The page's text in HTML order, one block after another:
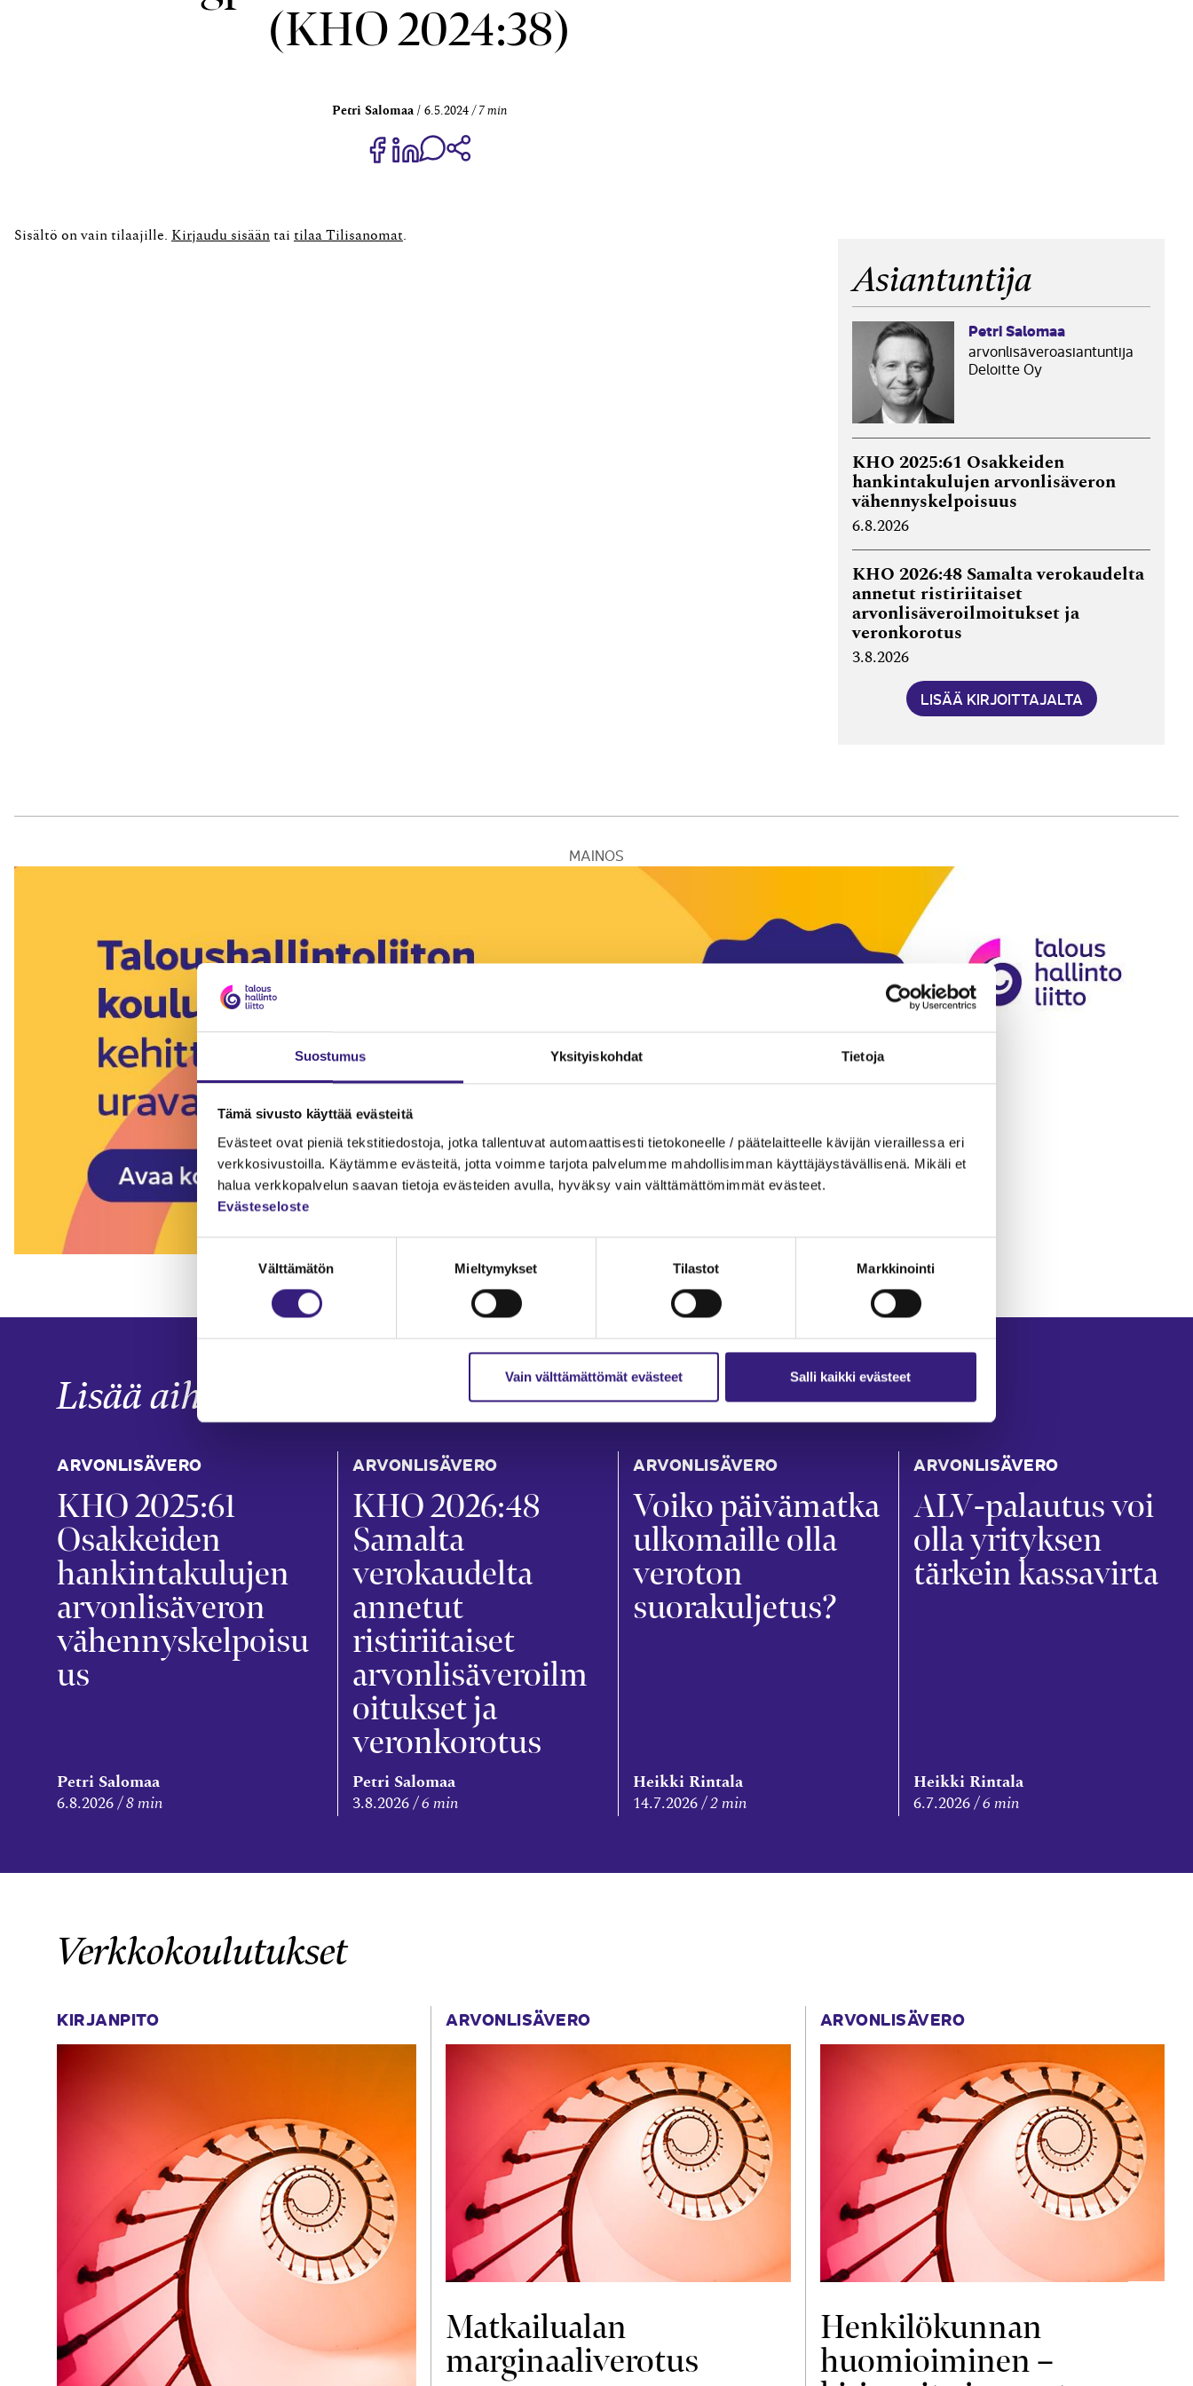
Suostumus Yksityiskohdat Tietoja
Tämä sivusto käyttää evästeitä
Evästeet ovat pieniä tekstitiedostoja, jotka tallentuvat automaattisesti tietokoneelle / päätelaitteelle kävijän vieraillessa eri
verkkosivustoilla. Käytämme evästeitä, jotta voimme tarjota palvelumme mahdollisimman käyttäjäystävällisenä. Mikäli et
halua verkkopalvelun saavan tietoja evästeiden avulla, hyväksy vain välttämättömimmät evästeet.
Evästeseloste
Välttämätön Mieltymykset Tilastot Markkinointi
Vain välttämättömät evästeet Salli kaikki evästeet
(KHO 2024:38)
Petri Salomaa 6.5.2024 7 min
Jaa Share on Facebook
Jaa Share on LinkedIn
Jaa WhatsApp-viestinä
Sisältö on vain tilaajille. Kirjaudu sisään tai tilaa Tilisanomat
Asiantuntija
Petri Salomaa
arvonlisäveroasiantuntija
Deloitte Oy
KHO 2025:61 Osakkeiden
hankintakulujen arvonlisäveron
vähennyskelpoisuus
6.8.2026
KHO 2026:48 Samalta verokaudelta
annetut ristiriitaiset
arvonlisäveroilmoitukset ja
veronkorotus
3.8.2026
LISÄÄ KIRJOITTAJALTA
MAINOS
Lisää aiheesta
ARVONLISÄVERO
KHO 2025:61
Osakkeiden
hankintakulujen
arvonlisäveron
vähennyskelpoisu
us
Petri Salomaa
6.8.2026 8 min
ARVONLISÄVERO
KHO 2026:48
Samalta
verokaudelta
annetut
ristiriitaiset
arvonlisäveroilm
oitukset ja
veronkorotus
Petri Salomaa
3.8.2026 6 min
ARVONLISÄVERO
Voiko päivämatka
ulkomaille olla
veroton
suorakuljetus?
Heikki Rintala
14.7.2026 2 min
ARVONLISÄVERO
ALV-palautus voi
olla yrityksen
tärkein kassavirta
Heikki Rintala
6.7.2026 6 min
Verkkokoulutukset
KIRJANPITO ARVONLISÄVERO
Matkailualan
marginaaliverotus
ARVONLISÄVERO
Henkilökunnan
huomioiminen –